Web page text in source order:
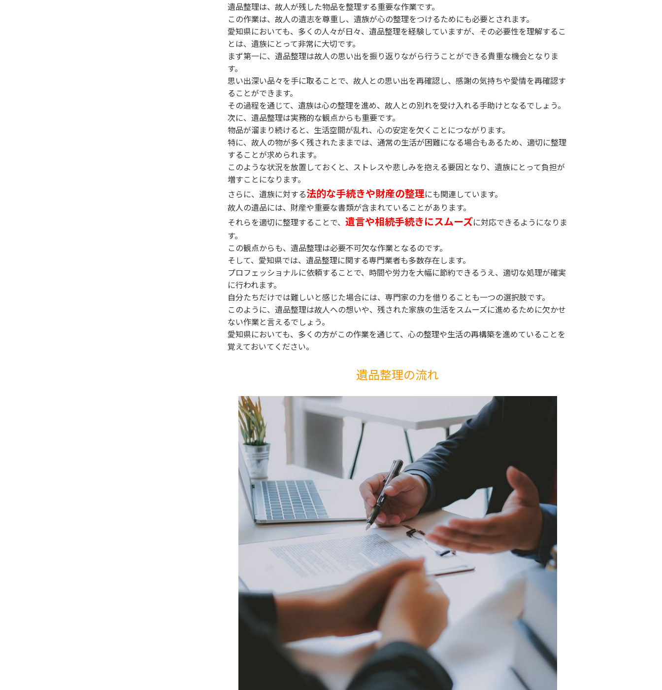
遺品整理は、故人が残した物品を整理する重要な作業です。
この作業は、故人の遺志を尊重し、遺族が心の整理をつけるためにも必要とされます。
愛知県においても、多くの人々が日々、遺品整理を経験していますが、その必要性を理解するこ
とは、遺族にとって非常に大切です。
まず第一に、遺品整理は故人の思い出を振り返りながら行うことができる貴重な機会となりま
す。
思い出深い品々を手に取ることで、故人との思い出を再確認し、感謝の気持ちや愛情を再確認す
ることができます。
その過程を通じて、遺族は心の整理を進め、故人との別れを受け入れる手助けとなるでしょう。
次に、遺品整理は実務的な観点からも重要です。
物品が溜まり続けると、生活空間が乱れ、心の安定を欠くことにつながります。
特に、故人の物が多く残されたままでは、通常の生活が困難になる場合もあるため、適切に整理
することが求められます。
このような状況を放置しておくと、ストレスや悲しみを抱える要因となり、遺族にとって負担が
増すことになります。
さらに、遺族に対する法的な手続きや財産の整理にも関連しています。
故人の遺品には、財産や重要な書類が含まれていることがあります。
それらを適切に整理することで、 遺言や相続手続きにスムーズに対応できるようになりま
す。
この観点からも、遺品整理は必要不可欠な作業となるのです。
そして、愛知県では、遺品整理に関する専門業者も多数存在します。
プロフェッショナルに依頼することで、時間や労力を大幅に節約できるうえ、適切な処理が確実
に行われます。
自分たちだけでは難しいと感じた場合には、専門家の力を借りることも一つの選択肢です。
このように、遺品整理は故人への想いや、残された家族の生活をスムーズに進めるために欠かせ
ない作業と言えるでしょう。
愛知県においても、多くの方がこの作業を通じて、心の整理や生活の再構築を進めていることを
覚えておいてください。
遺品整理の流れ